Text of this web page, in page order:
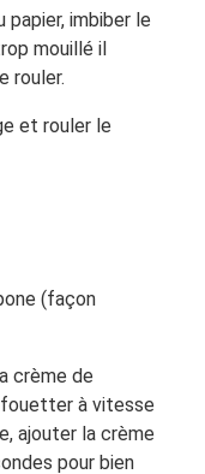
imbiber le
mouillé il
rouler.
et rouler le
(façon
crème de
à vitesse
ajouter la crème
pour bien